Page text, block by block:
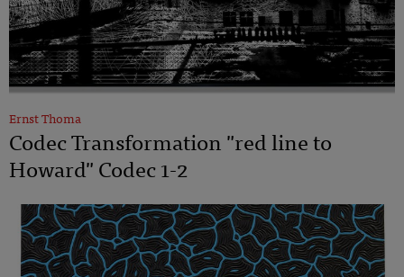
Ernst Thoma
Codec Transformation "red line to
Howard" Codec 1-2